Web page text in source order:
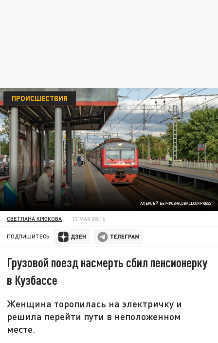
АЛЕКСЕЙ БЫЧКОВ/GLOBALLOOKPRESS
ПРОИСШЕСТВИЯ
СВЕТЛАНА КРЮКОВА 13 МАЯ 08:16
ПОДПИШИТЕСЬ:
Грузовой поезд насмерть сбил пенсионерку
в Кузбассе
Женщина торопилась на электричку и
решила перейти пути в неположенном
месте.